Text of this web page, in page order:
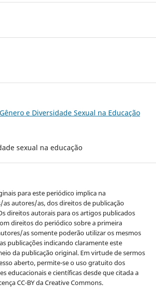
e Diversidade Sexual na Educação
sexual na educação
para este periódico implica na
as autores/as, dos direitos de publicação
direitos autorais para os artigos publicados
direitos do periódico sobre a primeira
as somente poderão utilizar os mesmos
publicações indicando claramente este
da publicação original. Em virtude de sermos
aberto, permite-se o uso gratuito dos
educacionais e científicas desde que citada a
CC-BY da Creative Commons.